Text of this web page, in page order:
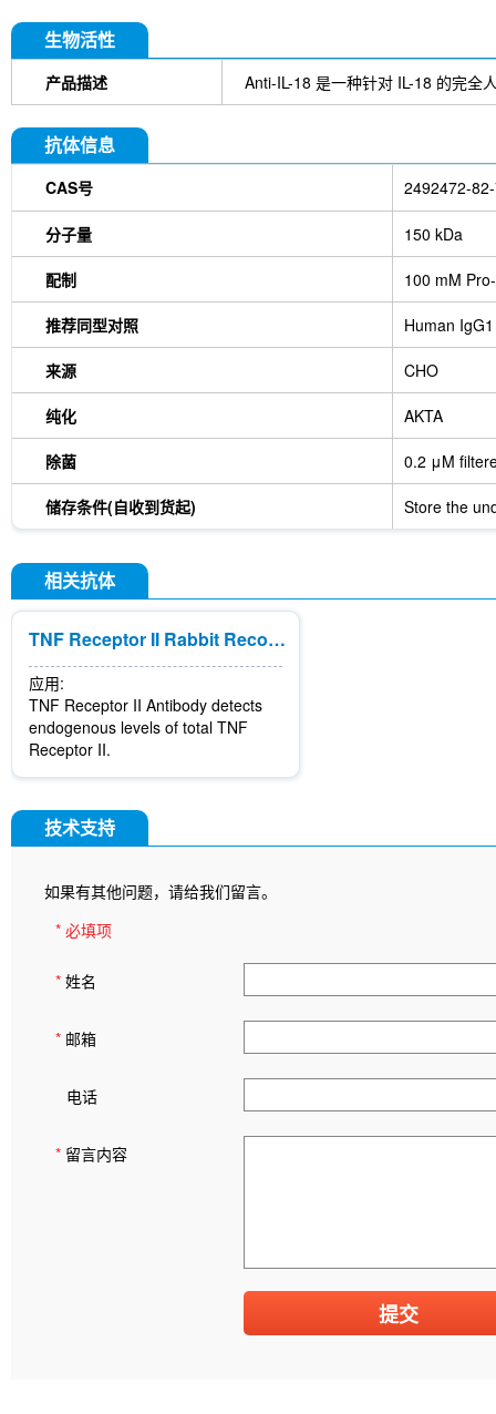
生物活性
产品描述 Anti-IL-18 是一种针对 IL-18 的完全
抗体信息
CAS号 2492472-
分子量 150 kDa
配制 100 mM
推荐同型对照 Human IgG1
来源 CHO
纯化 AKTA
除菌 0.2 μM
储存条件(自收到货起) Store the
相关抗体
TNF Receptor II Rabbit Recombinant mAb
应用:
TNF Receptor II Antibody detects
endogenous levels of total TNF
Receptor II.
技术支持
如果有其他问题，请给我们留言。
* 必填项
* 姓名
* 邮箱
电话
* 留言内容